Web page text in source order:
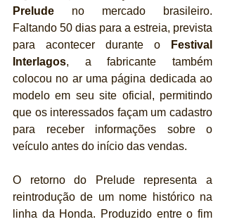
Prelude no mercado brasileiro.
Faltando 50 dias para a estreia, prevista
para acontecer durante o
Festival
Interlagos, a fabricante também
colocou no ar uma página dedicada ao
modelo em seu site oficial, permitindo
que os interessados façam um cadastro
para receber informações sobre o
veículo antes do início das vendas.
O retorno do Prelude representa a
reintrodução de um nome histórico na
linha da Honda. Produzido entre o fim